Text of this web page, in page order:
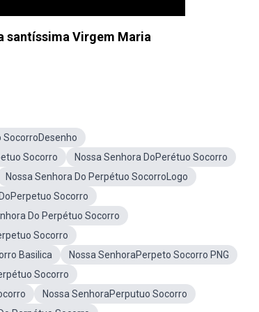
santíssima Virgem Maria
SocorroDesenho
Socorro
Nossa Senhora DoPerétuo Socorro
Nossa Senhora Do Perpétuo SocorroLogo
Socorro
Do Perpétuo Socorro
Socorro
Basilica
Nossa SenhoraPerpeto Socorro PNG
Socorro
Nossa SenhoraPerputuo Socorro